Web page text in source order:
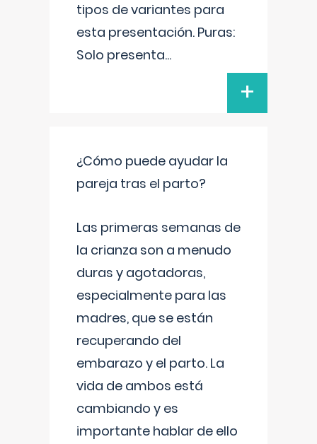
tipos de variantes para
esta presentación. Puras:
Solo presenta...
+
¿Cómo puede ayudar la
pareja tras el parto?
Las primeras semanas de
la crianza son a menudo
duras y agotadoras,
especialmente para las
madres, que se están
recuperando del
embarazo y el parto. La
vida de ambos está
cambiando y es
importante hablar de ello